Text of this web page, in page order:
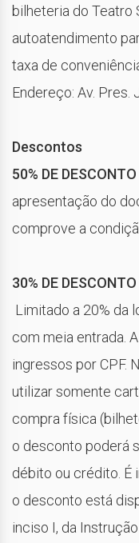
bilheteria do Teatro
autoatendimento
taxa de
Endereço: Av. Pres.
Descontos
50% DE
apresentação do
comprove a
30% DE
Limitado a 20% da
com meia entrada.
ingressos por CPF.
utilizar somente
compra física
o desconto poderá
débito ou crédito. É
o desconto está
inciso I, da